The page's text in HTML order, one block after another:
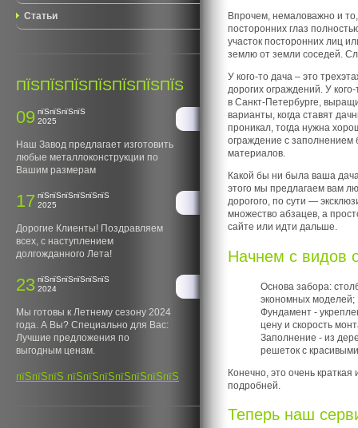
Статьи
ПЇЅПЇЅПЇЅПЇЅПЇЅПЇЅПЇЅ
09 пїЅпїЅпїЅпїЅ
2025
Наш Завод предлагает изготовить
любые металлоконструкции по
Вашим размерам
17 пїЅпїЅпїЅпїЅпїЅпїЅ
2025
Дорогие Клиенты! Поздравляем
всех, с наступлением
долгожданного Лета!
23 пїЅпїЅпїЅпїЅпїЅпїЅ
2024
Мы готовы к Летнему сезону 2024
года. А Вы? Специально для Вас:
Лучшие предложения по
выгодным ценам.
пїЅпїЅпїЅ пїЅпїЅпїЅпїЅпїЅпїЅпїЅ
Впрочем, немаловажно и
посторонних глаз
участок посторонних лиц
землю от земли соседей.
У кого-то дача – это
дорогих ограждений. У
в Санкт-Петербурге,
варианты, когда ставят
проникал, тогда нужна
ограждение с
материалов.
Какой бы ни была ваша
этого мы предлагаем вам
дорогого, по сути —
множество абзацев, а
сайте или идти дальше.
Начнем с видов
Основа забора:
экономных моделей;
Фундамент -
цену и скорость
Заполнение - из
решеток с
Конечно, это очень
подробней.
Теперь наш